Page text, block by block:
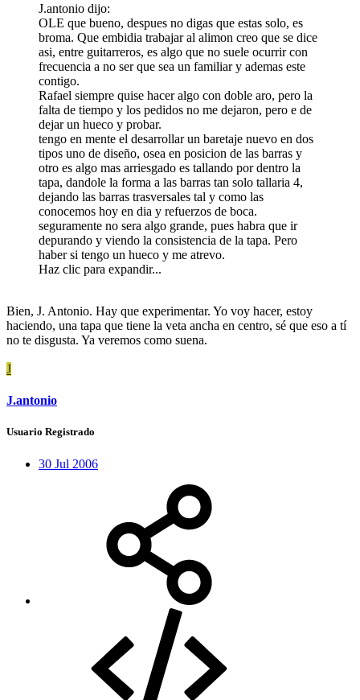
J.antonio dijo:
OLE que bueno, despues no digas que estas solo, es
broma. Que embidia trabajar al alimon creo que se dice
asi, entre guitarreros, es algo que no suele ocurrir con
frecuencia a no ser que sea un familiar y ademas este
contigo.
Rafael siempre quise hacer algo con doble aro, pero la
falta de tiempo y los pedidos no me dejaron, pero e de
dejar un hueco y probar.
tengo en mente el desarrollar un baretaje nuevo en dos
tipos uno de diseño, osea en posicion de las barras y
otro es algo mas arriesgado es tallando por dentro la
tapa, dandole la forma a las barras tan solo tallaria 4,
dejando las barras trasversales tal y como las
conocemos hoy en dia y refuerzos de boca.
seguramente no sera algo grande, pues habra que ir
depurando y viendo la consistencia de la tapa. Pero
haber si tengo un hueco y me atrevo.
Haz clic para expandir...
Bien, J. Antonio. Hay que experimentar. Yo voy hacer, estoy
haciendo, una tapa que tiene la veta ancha en centro, sé que eso a tí
no te disgusta. Ya veremos como suena.
J
J.antonio
Usuario Registrado
30 Jul 2006